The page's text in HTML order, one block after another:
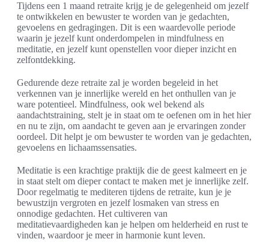
Tijdens een 1 maand retraite krijg je de gelegenheid om jezelf
te ontwikkelen en bewuster te worden van je gedachten,
gevoelens en gedragingen. Dit is een waardevolle periode
waarin je jezelf kunt onderdompelen in mindfulness en
meditatie, en jezelf kunt openstellen voor dieper inzicht en
zelfontdekking.
Gedurende deze retraite zal je worden begeleid in het
verkennen van je innerlijke wereld en het onthullen van je
ware potentieel. Mindfulness, ook wel bekend als
aandachtstraining, stelt je in staat om te oefenen om in het hier
en nu te zijn, om aandacht te geven aan je ervaringen zonder
oordeel. Dit helpt je om bewuster te worden van je gedachten,
gevoelens en lichaamssensaties.
Meditatie is een krachtige praktijk die de geest kalmeert en je
in staat stelt om dieper contact te maken met je innerlijke zelf.
Door regelmatig te mediteren tijdens de retraite, kun je je
bewustzijn vergroten en jezelf losmaken van stress en
onnodige gedachten. Het cultiveren van
meditatievaardigheden kan je helpen om helderheid en rust te
vinden, waardoor je meer in harmonie kunt leven.